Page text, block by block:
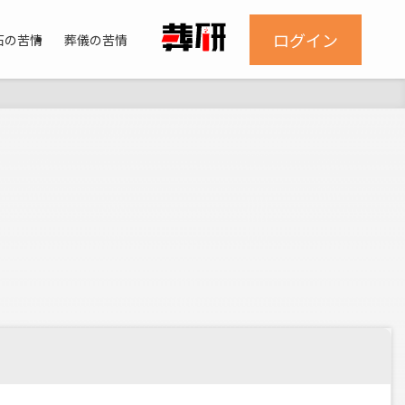
の苦情 葬儀の苦情 ログイン